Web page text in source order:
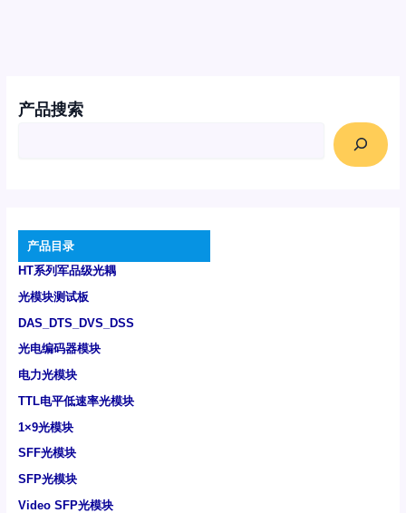
产品搜索
产品目录
HT系列军品级光耦
光模块测试板
DAS_DTS_DVS_DSS
光电编码器模块
电力光模块
TTL电平低速率光模块
1×9光模块
SFF光模块
SFP光模块
Video SFP光模块